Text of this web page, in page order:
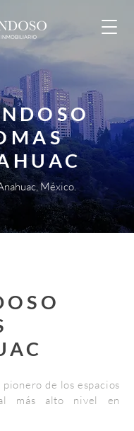
México.
de los espacios
al más alto nivel en